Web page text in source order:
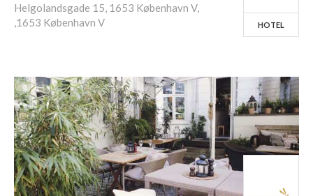
Helgolandsgade 15, 1653 København V,
,1653 København V
HOTEL